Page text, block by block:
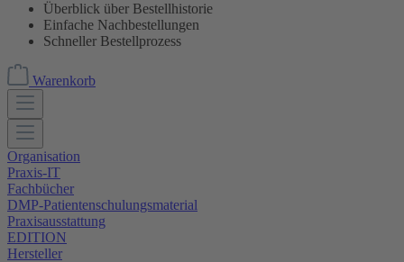
Überblick über Bestellhistorie
Einfache Nachbestellungen
Schneller Bestellprozess
Warenkorb
Organisation
Praxis-IT
Fachbücher
DMP-Patientenschulungsmaterial
Praxisausstattung
EDITION
Hersteller